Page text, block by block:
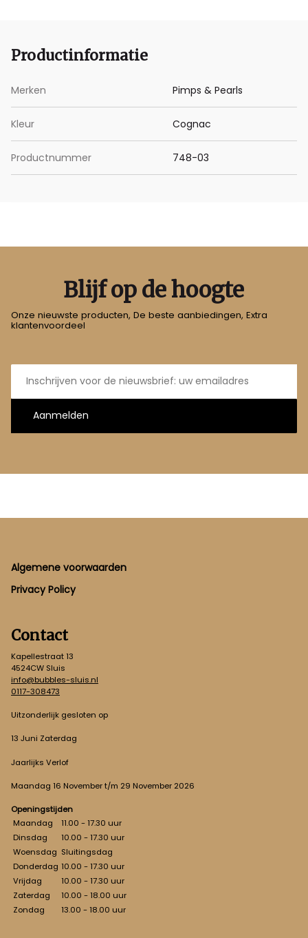
Productinformatie
Merken Pimps & Pearls
Kleur Cognac
Productnummer 748-03
Blijf op de hoogte
Onze nieuwste producten, De beste aanbiedingen, Extra
klantenvoordeel
E-
mailadres
Aanmelden
Footer
Algemene voorwaarden
Privacy Policy
Contact
Kapellestraat 13
4524CW Sluis
info@bubbles-sluis.nl
0117-308473
Uitzonderlijk gesloten op
13 Juni Zaterdag
Jaarlijks Verlof
Maandag 16 November t/m 29 November 2026
Openingstijden
Maandag
11.00 - 17.30 uur
Dinsdag
10.00 - 17.30 uur
Woensdag Sluitingsdag
Donderdag 10.00 - 17.30 uur
Vrijdag
10.00 - 17.30 uur
Zaterdag
10.00 - 18.00 uur
Zondag
13.00 - 18.00 uur